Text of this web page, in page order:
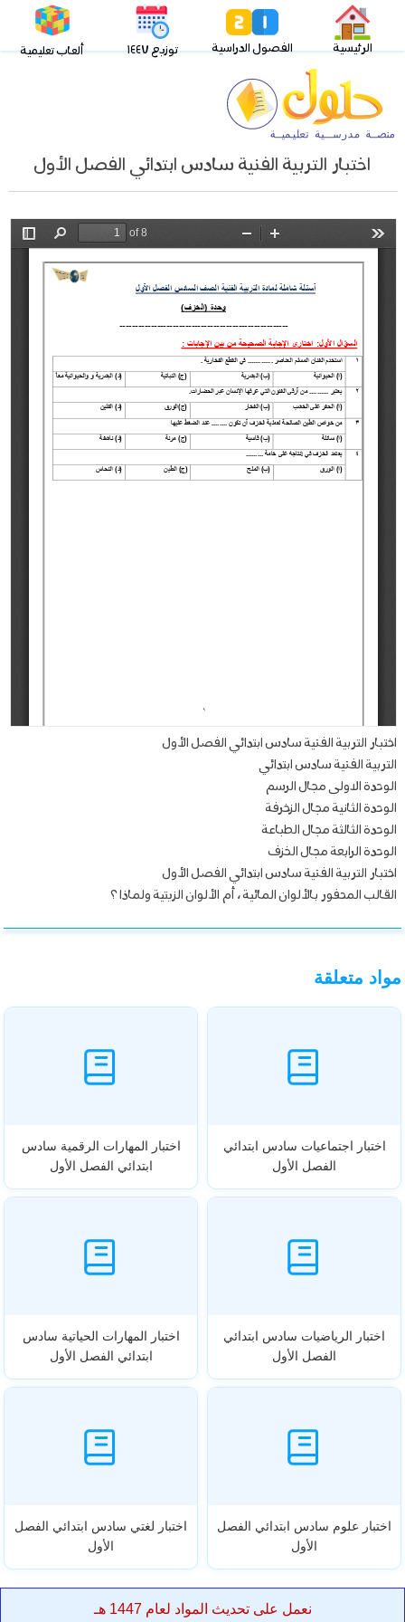
الرئيسية الفصول الدراسية توزيع ١٤٤٧ ألعاب تعليمية
اختبار التربية الفنية سادس ابتدائي الفصل الأول
اختبار التربية الفنية سادس ابتدائي الفصل الأول
التربية الفنية سادس ابتدائي
الوحدة الاولى مجال الرسم
الوحدة الثانية مجال الزخرفة
الوحدة الثالثة مجال الطباعة
الوحدة الرابعة مجال الخزف
اختبار التربية الفنية سادس ابتدائي الفصل الأول
القالب المحفور بالألوان المائية ، أم الألوان الزيتية ولماذا ؟
مواد متعلقة
اختبار اجتماعيات سادس ابتدائي
الفصل الأول
اختبار المهارات الرقمية سادس
ابتدائي الفصل الأول
اختبار الرياضيات سادس ابتدائي
الفصل الأول
اختبار المهارات الحياتية سادس
ابتدائي الفصل الأول
اختبار علوم سادس ابتدائي الفصل
الأول
اختبار لغتي سادس ابتدائي الفصل
الأول
نعمل على تحديث المواد لعام 1447 هـ